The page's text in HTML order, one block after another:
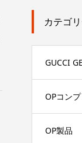
カテゴ
GUCCI
OPコン
OP製品